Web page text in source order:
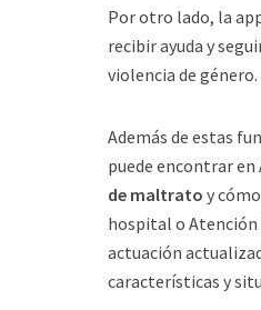
Por otro lado, la
recibir ayuda y
violencia de género.
Además de estas
puede encontrar
de maltrato y
hospital o
actuación
características y